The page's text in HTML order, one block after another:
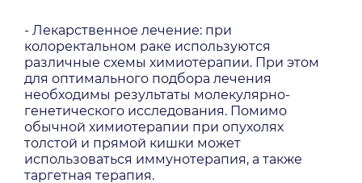
- Лекарственное лечение: при
колоректальном раке используются
различные схемы химиотерапии. При этом
для оптимального подбора лечения
необходимы результаты молекулярно-
генетического исследования. Помимо
обычной химиотерапии при опухолях
толстой и прямой кишки может
использоваться иммунотерапия, а также
таргетная терапия.